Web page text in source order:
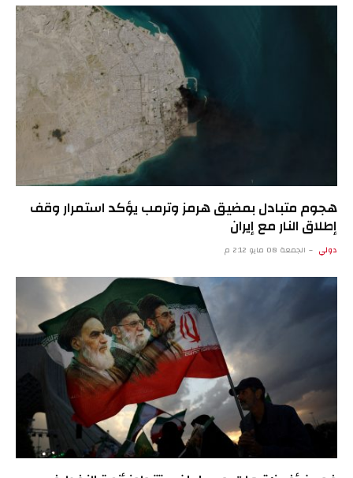
هجوم متبادل بمضيق هرمز وترمب يؤكد استمرار وقف
إطلاق النار مع إيران
دولي الجمعة 08 مايو 2:12 م